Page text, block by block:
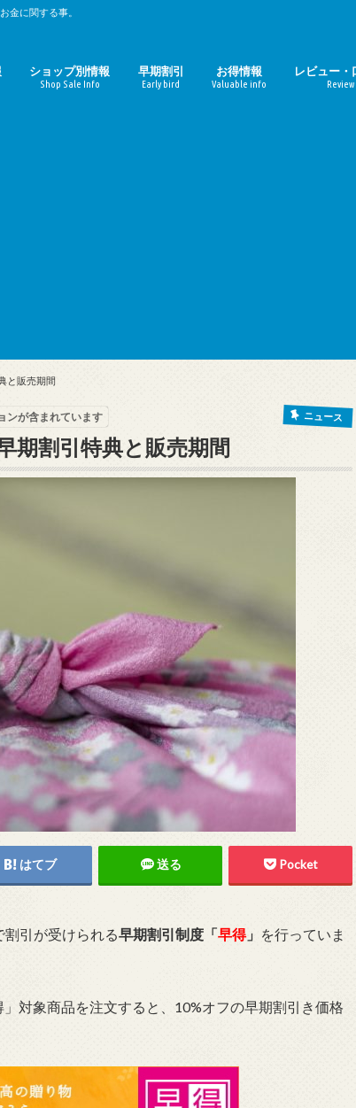
金に関する事。
ショップ別情報
Shop Sale Info
早期割引
Early bird
お得情報
Valuable info
レビュー・
Review
と販売期間
ニュース
ンが含まれています
期割引特典と販売期間
はてブ 送る Pocket
割引が受けられる早期割引制度「早得」 を行っていま
対象商品を注文すると、10%オフの早期割引き価格